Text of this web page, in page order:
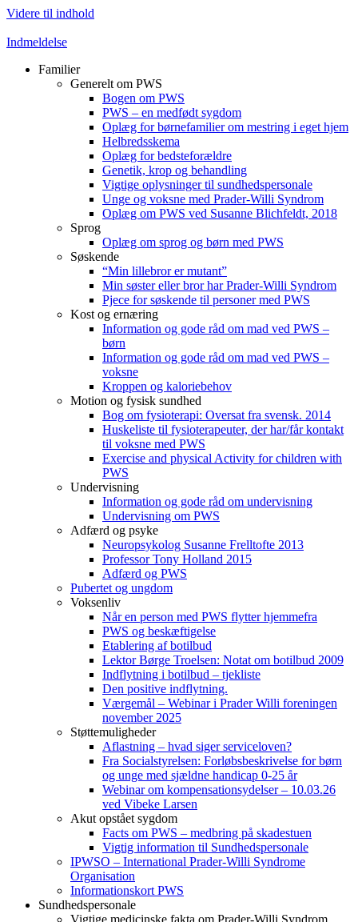
Videre til indhold
Indmeldelse
Familier
Generelt om PWS
Bogen om PWS
PWS – en medfødt sygdom
Oplæg for børnefamilier om mestring i eget hjem
Helbredsskema
Oplæg for bedsteforældre
Genetik, krop og behandling
Vigtige oplysninger til sundhedspersonale
Unge og voksne med Prader-Willi Syndrom
Oplæg om PWS ved Susanne Blichfeldt, 2018
Sprog
Oplæg om sprog og børn med PWS
Søskende
“Min lillebror er mutant”
Min søster eller bror har Prader-Willi Syndrom
Pjece for søskende til personer med PWS
Kost og ernæring
Information og gode råd om mad ved PWS –
børn
Information og gode råd om mad ved PWS –
voksne
Kroppen og kaloriebehov
Motion og fysisk sundhed
Bog om fysioterapi: Oversat fra svensk. 2014
Huskeliste til fysioterapeuter, der har/får kontakt
til voksne med PWS
Exercise and physical Activity for children with
PWS
Undervisning
Information og gode råd om undervisning
Undervisning om PWS
Adfærd og psyke
Neuropsykolog Susanne Frelltofte 2013
Professor Tony Holland 2015
Adfærd og PWS
Pubertet og ungdom
Voksenliv
Når en person med PWS flytter hjemmefra
PWS og beskæftigelse
Etablering af botilbud
Lektor Børge Troelsen: Notat om botilbud 2009
Indflytning i botilbud – tjekliste
Den positive indflytning.
Værgemål – Webinar i Prader Willi foreningen
november 2025
Støttemuligheder
Aflastning – hvad siger serviceloven?
Fra Socialstyrelsen: Forløbsbeskrivelse for børn
og unge med sjældne handicap 0-25 år
Webinar om kompensationsydelser – 10.03.26
ved Vibeke Larsen
Akut opstået sygdom
Facts om PWS – medbring på skadestuen
Vigtig information til Sundhedspersonale
IPWSO – International Prader-Willi Syndrome
Organisation
Informationskort PWS
Sundhedspersonale
Vigtige medicinske fakta om Prader-Willi Syndrom